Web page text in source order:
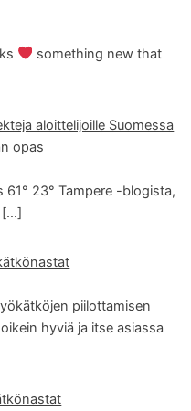
something new that
aloittelijoille Suomessa
opas
23° Tampere -blogista,
[…]
piilottamisen
hyviä ja itse asiassa